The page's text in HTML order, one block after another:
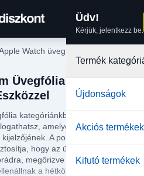
Üdv!
Kérjük, jelentkezz be.
Termék
Újdonságok
Akciós termékek
Kifutó termékek
Watch üvegfólia
Üvegfólia - Tökéletes
kategóriánkban olyan magas
amelyek tökéletes
A pontos illeszkedés
hogy az üvegfólia szinte
megőrizve annak elegáns
a hétköznapi